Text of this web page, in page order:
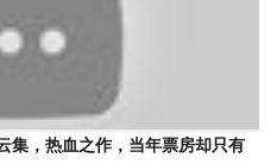
集，热血之作，当年票房却只有